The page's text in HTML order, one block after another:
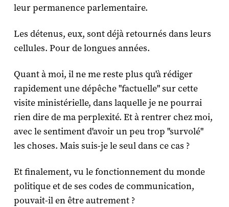
leur permanence parlementaire.
Les détenus, eux, sont déjà retournés dans leurs
cellules. Pour de longues années.
Quant à moi, il ne me reste plus qu'à rédiger
rapidement une dépêche "factuelle" sur cette
visite ministérielle, dans laquelle je ne pourrai
rien dire de ma perplexité. Et à rentrer chez moi,
avec le sentiment d'avoir un peu trop "survolé"
les choses. Mais suis-je le seul dans ce cas ?
Et finalement, vu le fonctionnement du monde
politique et de ses codes de communication,
pouvait-il en être autrement ?